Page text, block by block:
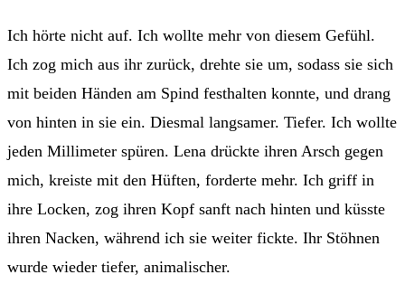
Ich hörte nicht auf. Ich wollte mehr von diesem Gefühl.
Ich zog mich aus ihr zurück, drehte sie um, sodass sie sich
mit beiden Händen am Spind festhalten konnte, und drang
von hinten in sie ein. Diesmal langsamer. Tiefer. Ich wollte
jeden Millimeter spüren. Lena drückte ihren Arsch gegen
mich, kreiste mit den Hüften, forderte mehr. Ich griff in
ihre Locken, zog ihren Kopf sanft nach hinten und küsste
ihren Nacken, während ich sie weiter fickte. Ihr Stöhnen
wurde wieder tiefer, animalischer.